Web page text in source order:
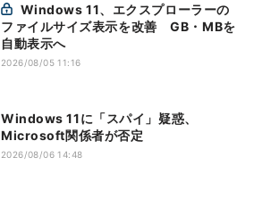
ファイルサイズ表示を改善 GB・MBを
自動表示へ
2026/08/05 11:16
Windows 11に「スパイ」疑惑、
Microsoft関係者が否定
2026/08/06 14:48